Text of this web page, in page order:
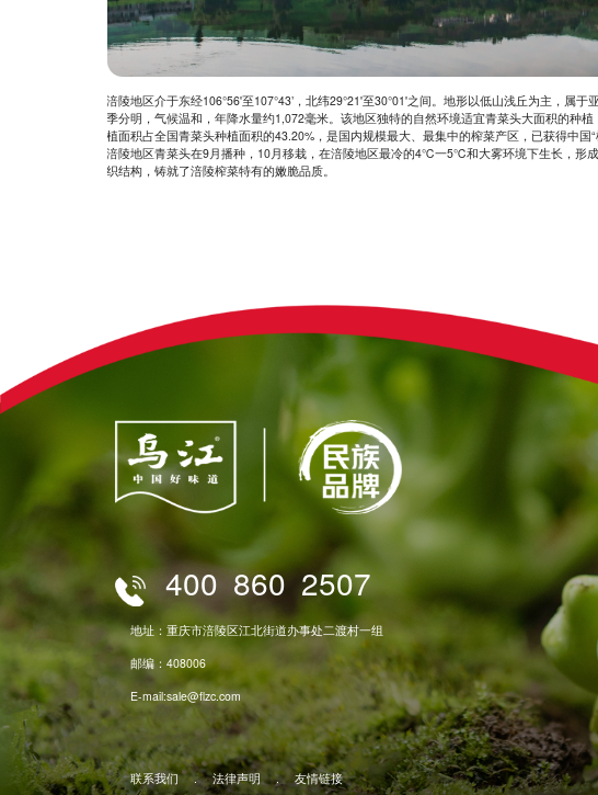
涪陵地区介于东经106°56'至107°43’，北纬29°21'至30°01'之间。地形以低山浅丘为主，属于
季分明，气候温和，年降水量约1,072毫米。该地区独特的自然环境适宜青菜头大面积的种
植面积占全国青菜头种植面积的43.20%，是国内规模最大、最集中的榨菜产区，已获得中国“
涪陵地区青菜头在9月播种，10月移栽，在涪陵地区最冷的4℃一5℃和大雾环境下生长，形
织结构，铸就了涪陵榨菜特有的嫩脆品质。
400 860 2507
地址：重庆市涪陵区江北街道办事处二渡村一组
邮编：408006
E-mail:sale@flzc.com
联系我们 . 法律声明 . 友情链接